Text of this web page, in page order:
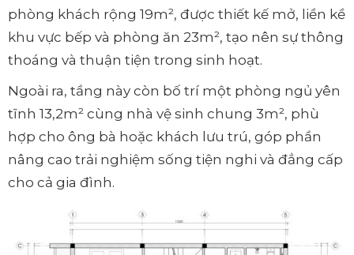
phòng khách rộng 19m², được thiết kế mở, liền kề
khu vực bếp và phòng ăn 23m², tạo nên sự thông
thoáng và thuận tiện trong sinh hoạt.
Ngoài ra, tầng này còn bố trí một phòng ngủ yên
tĩnh 13,2m² cùng nhà vệ sinh chung 3m², phù
hợp cho ông bà hoặc khách lưu trú, góp phần
nâng cao trải nghiệm sống tiện nghi và đẳng cấp
cho cả gia đình.